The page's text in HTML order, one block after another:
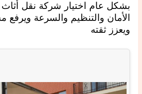
بشكل عام اختيار شركة نقل أثاث
الأمان والتنظيم والسرعة
ويعزز ثقته